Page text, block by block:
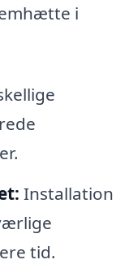
i
Installation
tid.